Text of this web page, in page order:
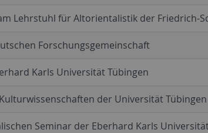
Lehrstuhl für Altorientalistik der Friedrich-
Forschungsgemeinschaft
Karls Universität Tübingen
der Universität Tübingen
Seminar der Eberhard Karls